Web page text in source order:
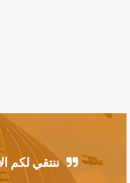
ننتقي لكم